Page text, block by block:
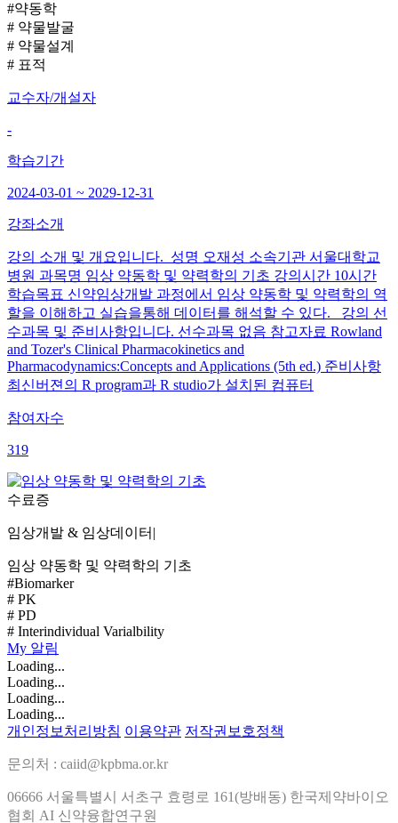
#약동학
# 약물발굴
# 약물설계
# 표적
교수자/개설자
-
학습기간
2024-03-01 ~ 2029-12-31
강좌소개
강의 소개 및 개요입니다. 성명 오재성 소속기관 서울대학교
병원 과목명 임상 약동학 및 약력학의 기초 강의시간 10시간
학습목표 신약임상개발 과정에서 임상 약동학 및 약력학의 역
할을 이해하고 실습을통해 데이터를 해석할 수 있다. 강의 선
수과목 및 준비사항입니다. 선수과목 없음 참고자료 Rowland
and Tozer's Clinical Pharmacokinetics and
Pharmacodynamics:Concepts and Applications (5th ed.) 준비사항
최신버젼의 R program과 R studio가 설치된 컴퓨터
참여자수
319
수료증
임상개발 & 임상데이터 |
임상 약동학 및 약력학의 기초
#Biomarker
# PK
# PD
# Interindividual Varialbility
My 알림
Loading...
Loading...
Loading...
Loading...
개인정보처리방침 이용약관 저작권보호정책
문의처 : caiid@kpbma.or.kr
06666 서울특별시 서초구 효령로 161(방배동) 한국제약바이오
협회 AI 신약융합연구원